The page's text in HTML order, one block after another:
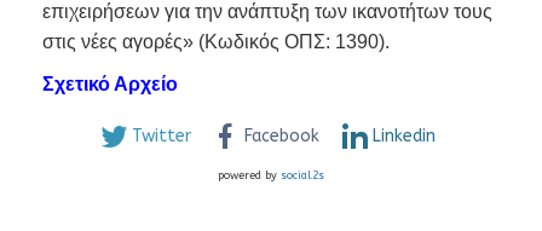
επιχειρήσεων για την ανάπτυξη των ικανοτήτων τους
στις νέες αγορές» (Κωδικός ΟΠΣ: 1390).
Σχετικό Αρχείο
Twitter Facebook Linkedin
powered by social2s